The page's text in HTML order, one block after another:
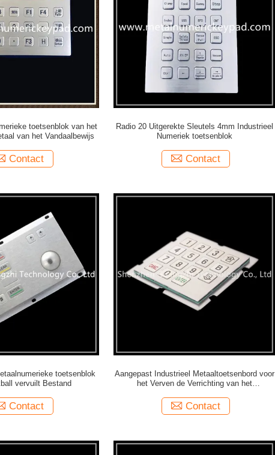
toetsenblok van het
van het Vandaalbewijs
Contact
Radio 20 Uitgerekte Sleutels 4mm Industrieel
Numeriek toetsenblok
Contact
toetsenblok
vervuilt Bestand
Contact
Aangepast Industrieel Metaaltoetsenbord voor
het Verven de Verrichting van het
Contact